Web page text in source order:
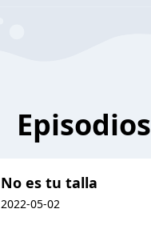
Episodios
No es tu talla
2022-05-02